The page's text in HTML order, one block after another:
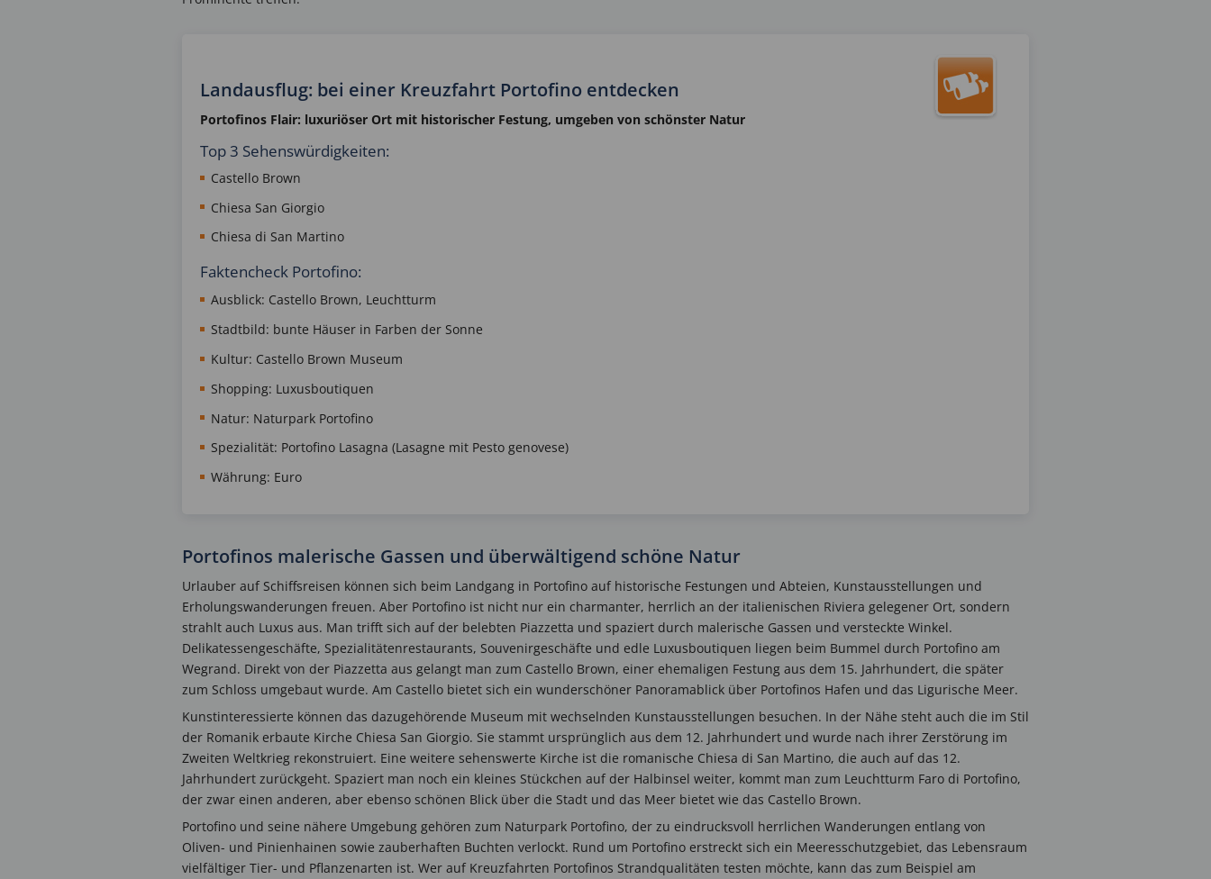
Landausflug: bei einer Kreuzfahrt Portofino entdecken
Portofinos Flair: luxuriöser Ort mit historischer Festung, umgeben von schönster Natur
Top 3 Sehenswürdigkeiten:
Castello Brown
Chiesa San Giorgio
Chiesa di San Martino
Faktencheck Portofino:
Ausblick: Castello Brown, Leuchtturm
Stadtbild: bunte Häuser in Farben der Sonne
Kultur: Castello Brown Museum
Shopping: Luxusboutiquen
Natur: Naturpark Portofino
Spezialität: Portofino Lasagna (Lasagne mit Pesto genovese)
Währung: Euro
Portofinos malerische Gassen und überwältigend schöne Natur
Urlauber auf Schiffsreisen können sich beim Landgang in Portofino auf historische Festungen und Abteien, Kunstausstellungen und
Erholungswanderungen freuen. Aber Portofino ist nicht nur ein charmanter, herrlich an der italienischen Riviera gelegener Ort, sondern
strahlt auch Luxus aus. Man trifft sich auf der belebten Piazzetta und spaziert durch malerische Gassen und versteckte Winkel.
Delikatessengeschäfte, Spezialitätenrestaurants, Souvenirgeschäfte und edle Luxusboutiquen liegen beim Bummel durch Portofino am
Wegrand. Direkt von der Piazzetta aus gelangt man zum Castello Brown, einer ehemaligen Festung aus dem 15. Jahrhundert, die später
zum Schloss umgebaut wurde. Am Castello bietet sich ein wunderschöner Panoramablick über Portofinos Hafen und das Ligurische Meer.
Kunstinteressierte können das dazugehörende Museum mit wechselnden Kunstausstellungen besuchen. In der Nähe steht auch die im Stil
der Romanik erbaute Kirche Chiesa San Giorgio. Sie stammt ursprünglich aus dem 12. Jahrhundert und wurde nach ihrer Zerstörung im
Zweiten Weltkrieg rekonstruiert. Eine weitere sehenswerte Kirche ist die romanische Chiesa di San Martino, die auch auf das 12.
Jahrhundert zurückgeht. Spaziert man noch ein kleines Stückchen auf der Halbinsel weiter, kommt man zum Leuchtturm Faro di Portofino,
der zwar einen anderen, aber ebenso schönen Blick über die Stadt und das Meer bietet wie das Castello Brown.
Portofino und seine nähere Umgebung gehören zum Naturpark Portofino, der zu eindrucksvoll herrlichen Wanderungen entlang von
Oliven- und Pinienhainen sowie zauberhaften Buchten verlockt. Rund um Portofino erstreckt sich ein Meeresschutzgebiet, das Lebensraum
vielfältiger Tier- und Pflanzenarten ist. Wer auf Kreuzfahrten Portofinos Strandqualitäten testen möchte, kann das zum Beispiel am